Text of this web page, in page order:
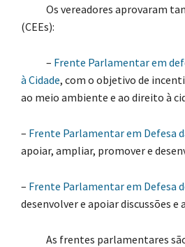
Os vereadores aprovaram
(CEEs):
– Frente Parlamentar em
à Cidade, com o objetivo de
ao meio ambiente e ao direito à
– Frente Parlamentar em Defesa
apoiar, ampliar, promover e
– Frente Parlamentar em Defesa
desenvolver e apoiar discussões
As frentes parlamentares são